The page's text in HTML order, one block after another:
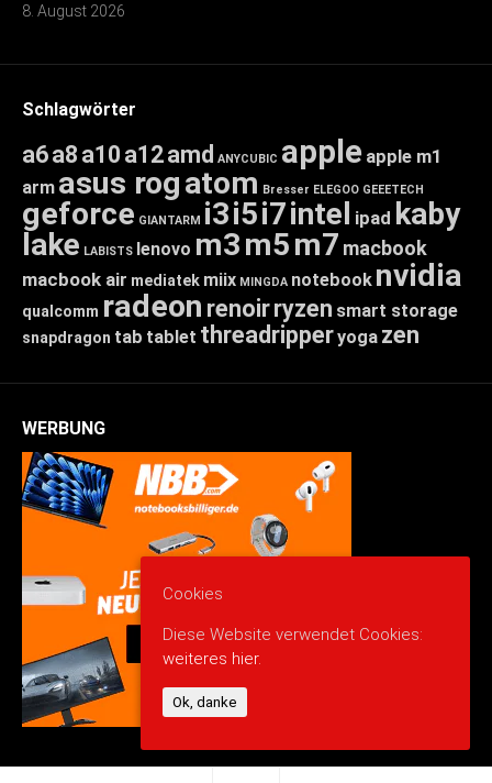
8. August 2026
Schlagwörter
a6a8 a10 a12amd ANYCUBIC apple apple m1
arm asus rogatom Bresser ELEGOO GEEETECH
geforce GIANTARM i3i5i7intel ipad kaby
lake LABISTS lenovo m3m5m7 macbook
macbook air mediatek miix MINGDA notebook nvidia
qualcomm radeon renoirryzen smart storage
snapdragon tab tablet threadripperyoga zen
WERBUNG
Cookies
Diese Website verwendet Cookies:
weiteres hier.
Ok, danke